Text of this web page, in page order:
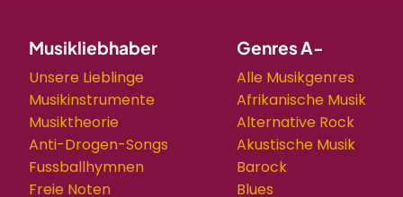
Musikliebhaber
Unsere Lieblinge
Musikinstrumente
Musiktheorie
Anti-Drogen-Songs
Fussballhymnen
Freie Noten
Genres A-
Alle Musikgenres
Afrikanische Musik
Alternative Rock
Akustische Musik
Barock
Blues